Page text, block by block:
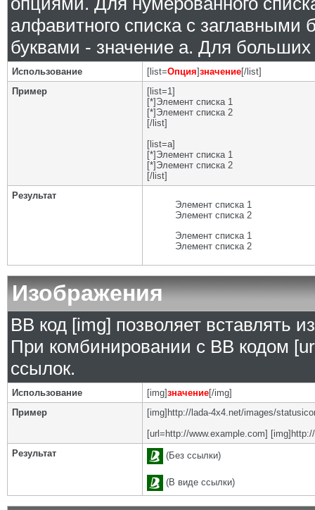
алфавитного списка с
буквами - значение а. Для
Использование [list=Опция]значение[/list]
Пример
[list=1]
[*]Элемент списка 1
[*]Элемент списка 2
[/list]
[list=a]
[*]Элемент списка 1
[*]Элемент списка 2
[/list]
Результат
Элемент списка 1
Элемент списка 2
Элемент списка 1
Элемент списка 2
Изображения
BB код [img] позволяет вставлять
При комбинировании с BB кодом
ссылок.
Использование [img]значение[/img]
Пример
[img]http://lada-4x4.net/images/
[url=http://www.example.com]
Результат
(Без ссылки)
(В виде ссылки)